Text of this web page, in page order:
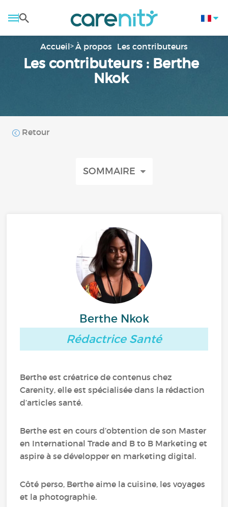
Accueil À propos Les contributeurs
Les contributeurs : Berthe
Nkok
Retour
SOMMAIRE
Berthe Nkok
Rédactrice Santé
Berthe est créatrice de contenus chez
Carenity, elle est spécialisée dans la rédaction
d’articles santé.
Berthe est en cours d’obtention de son Master
en International Trade and B to B Marketing et
aspire à se développer en marketing digital.
Côté perso, Berthe aime la cuisine, les voyages
et la photographie.